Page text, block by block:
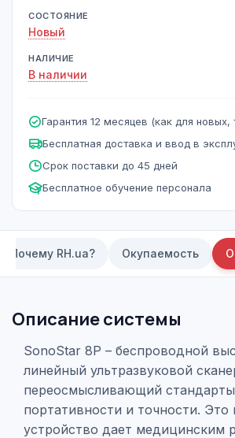
СОСТОЯНИЕ
Новый
НАЛИЧИЕ
В наличии
Гарантия 12 месяцев (как для новых,
Бесплатная доставка и ввод в
Срок поставки до 45 дней
Бесплатное обучение персонала
Почему RH.ua? Окупаемость
Описание системы
SonoStar 8P – беспроводной
линейный ультразвуковой
переосмысливающий стандарты
портативности и точности. Это
устройство дает медицинским